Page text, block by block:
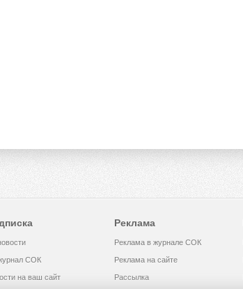
СОК
на ваш сайт
Реклама
Реклама в журнале СОК
Реклама на сайте
Рассылка